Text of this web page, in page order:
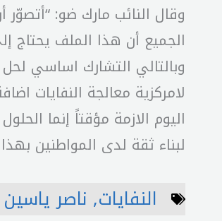
وقال النائب مارك ضو:
الجميع أن هذا الملف يحتاج
وبالتالي التشارك اساسي
لامركزية معالجة النفايات
اليوم الازمة مؤقتاً إنما
لبناء ثقة لدى المواطنين
النفايات, ناصر ياسين